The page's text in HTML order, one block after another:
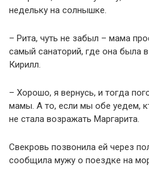
недельку на солнышке.
– Рита, чуть не забыл – мама
самый санаторий, где она была
Кирилл.
– Хорошо, я вернусь, и тогда
мамы. А то, если мы обе уедем,
не стала возражать Маргарита.
Свекровь позвонила ей через
сообщила мужу о поездке на